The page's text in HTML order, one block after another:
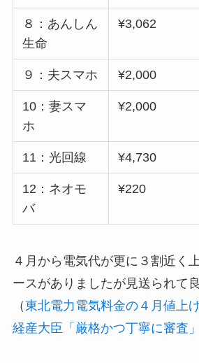
８：あんしん
生命
¥3,062
９：夫スマホ ¥2,000
10：妻スマ
ホ
¥2,000
11：光回線 ¥4,730
12：ネオモ
バ
¥220
４月から電気代が更に３割近く
ースがありましたが見送られて
（東北電力電気料金の４月値上
経産大臣「厳格かつ丁寧に審査」